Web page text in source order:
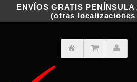
ENVÍOS GRATIS
(otras